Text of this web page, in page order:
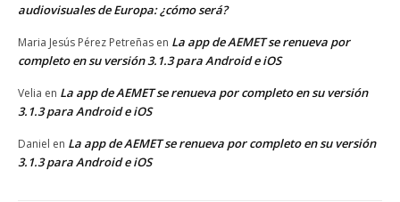
audiovisuales de Europa: ¿cómo será?
Maria Jesús Pérez Petreñas en La app de AEMET se renueva por
completo en su versión 3.1.3 para Android e iOS
Velia en La app de AEMET se renueva por completo en su versión
3.1.3 para Android e iOS
Daniel en La app de AEMET se renueva por completo en su versión
3.1.3 para Android e iOS